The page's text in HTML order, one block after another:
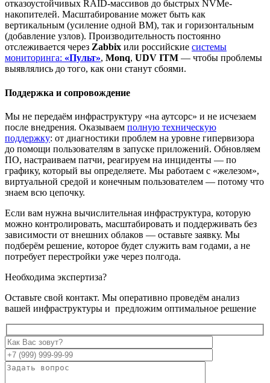
отказоустойчивых RAID-массивов до быстрых NVMe-
накопителей. Масштабирование может быть как
вертикальным (усиление одной ВМ), так и горизонтальным
(добавление узлов). Производительность постоянно
отслеживается через Zabbix или российские системы
мониторинга: «Пульт», Monq, UDV ITM — чтобы проблемы
выявлялись до того, как они станут сбоями.
Поддержка и сопровождение
Мы не передаём инфраструктуру «на аутсорс» и не исчезаем
после внедрения. Оказываем полную техническую
поддержку: от диагностики проблем на уровне гипервизора
до помощи пользователям в запуске приложений. Обновляем
ПО, настраиваем патчи, реагируем на инциденты — по
графику, который вы определяете. Мы работаем с «железом»,
виртуальной средой и конечным пользователем — потому что
знаем всю цепочку.
Если вам нужна вычислительная инфраструктура, которую
можно контролировать, масштабировать и поддерживать без
зависимости от внешних облаков — оставьте заявку. Мы
подберём решение, которое будет служить вам годами, а не
потребует перестройки уже через полгода.
Необходима экспертиза?
Оставьте свой контакт. Мы оперативно проведём анализ
вашей инфраструктуры и предложим оптимальное решение